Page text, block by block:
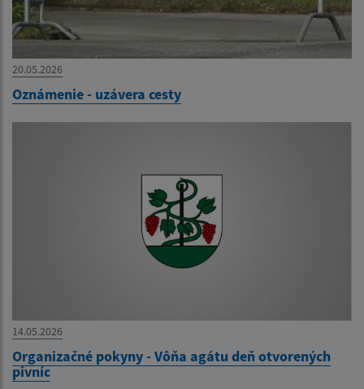
20.05.2026
Oznámenie - uzávera cesty
14.05.2026
Organizačné pokyny - Vôňa agátu deň otvorených
pivníc